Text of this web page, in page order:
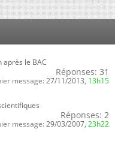
le BAC
Réponses: 31
message: 27/11/2013, 13h15
Réponses: 2
message: 29/03/2007, 23h22